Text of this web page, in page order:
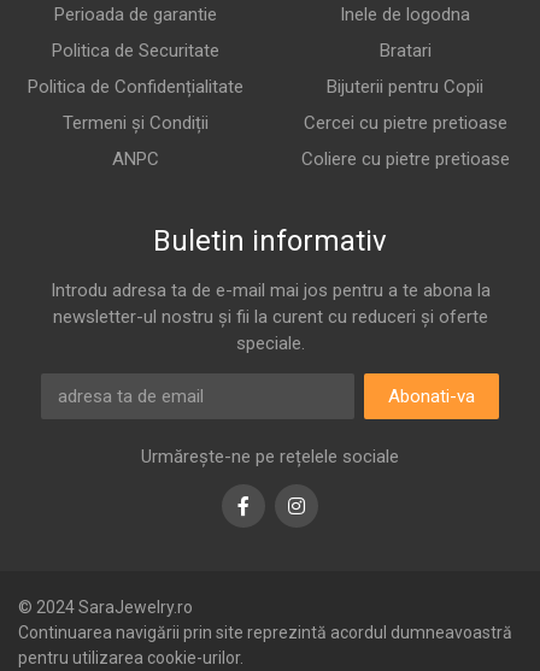
Perioada de garantie
Politica de Securitate
Politica de Confidențialitate
Termeni și Condiții
ANPC
Inele de logodna
Bratari
Bijuterii pentru Copii
Cercei cu pietre pretioase
Coliere cu pietre pretioase
Buletin informativ
Introdu adresa ta de e-mail mai jos pentru a te abona la
newsletter-ul nostru și fii la curent cu reduceri și oferte
speciale.
Abonati-va
Urmărește-ne pe rețelele sociale
FacebookInstagram
© 2024 SaraJewelry.ro
Continuarea navigării prin site reprezintă acordul dumneavoastră
pentru utilizarea cookie-urilor.